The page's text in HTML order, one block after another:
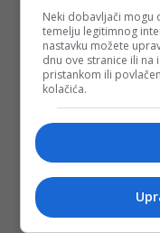
10. Ojačati centre za
kadrovski) za
metoda ciljanja
11. Izvršiti novu
NOVI ZAKON O
Federalnom
upit šta bi trebalo
bude efektivan i
urađeno.
Neki dobavljači mogu
temelju legitimnog
nastavku možete
dnu ove stranice ili na
pristankom ili
kolačića.